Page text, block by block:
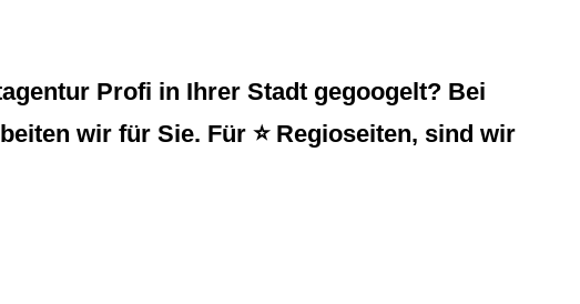
Profi in Ihrer Stadt gegoogelt? Bei
wir für Sie. Für ⭐ Regioseiten, sind wir